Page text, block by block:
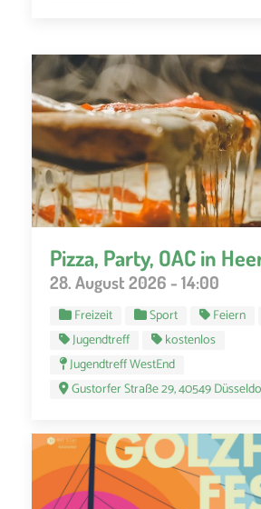
Pizza, Party, OAC in
28. August 2026 - 14:00
Freizeit Sport Feiern
Jugendtreff
kostenlos
Jugendtreff WestEnd
Gustorfer Straße 29, 40549